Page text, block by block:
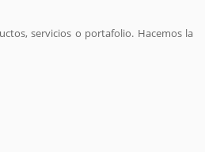
servicios o portafolio. Hacemos la